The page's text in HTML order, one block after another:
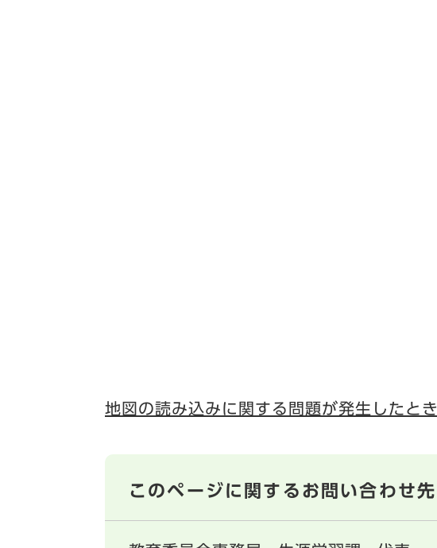
地図の読み込みに関する問題が発生したとき
このページに関するお問い合わせ先